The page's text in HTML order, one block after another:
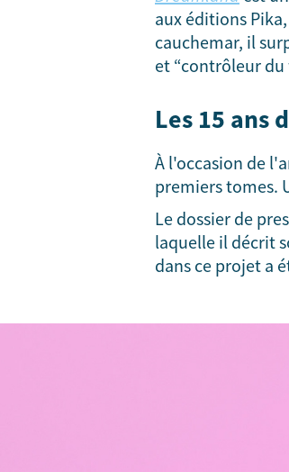
aux éditions Pika,
cauchemar, il
et “contrôleur du
Les 15 ans
À l'occasion de
premiers tomes.
Le dossier de
laquelle il décrit
dans ce projet a